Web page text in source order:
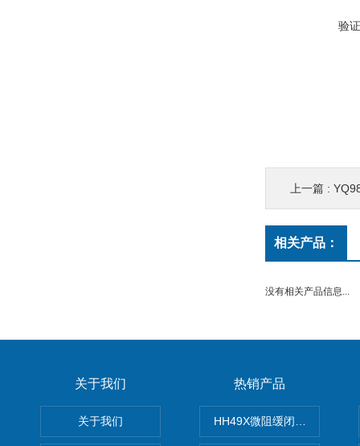
验
上一篇 :
相关产品：
没有相关产品信息...
关于我们
关于我们
热销产品
HH49X微阻缓闭蝶式止回阀